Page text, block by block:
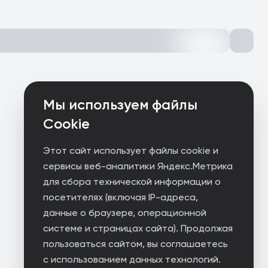
Мы используем файлы
Cookie
Этот сайт использует файлы cookie и
сервисы веб-аналитики Яндекс.Метрика
для сбора технической информации о
посетителях (включая IP-адреса,
данные о браузере, операционной
системе и страницах сайта). Продолжая
пользоваться сайтом, вы соглашаетесь
с использованием данных технологий.